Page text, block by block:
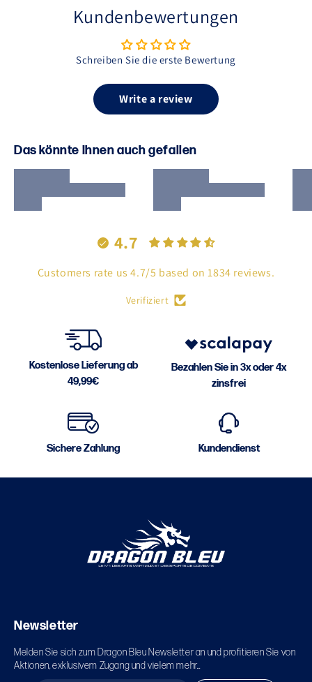
Kundenbewertungen
Schreiben Sie die erste Bewertung
Write a review
Das könnte Ihnen auch gefallen
4.7
Customers rate us 4.7/5 based on 1834 reviews.
Verifiziert
Kostenlose Lieferung ab
49,99€
Bezahlen Sie in 3x oder 4x
zinsfrei
Sichere Zahlung Kundendienst
Newsletter
Melden Sie sich zum Dragon Bleu Newsletter an und profitieren Sie von
Aktionen, exklusivem Zugang und vielem mehr...